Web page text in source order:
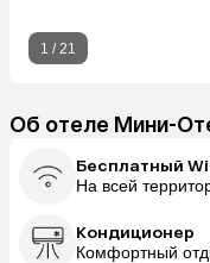
1 /21
Об отеле Мини-
Бесплатный
На всей
Кондиционер
Комфортный